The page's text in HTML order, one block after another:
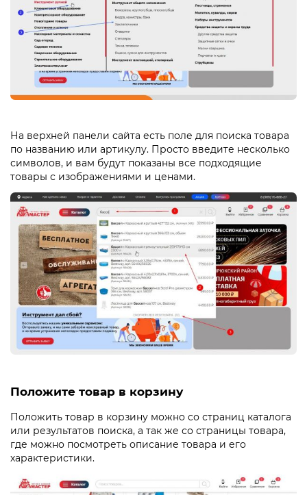
Садовая техника
Сварочное оборудование
Спецодежда
Станки
Строительное оборудование
Электроинструмент
На верхней панели сайта есть поле для поиска товара
по названию или артикулу. Просто введите несколько
символов, и вам будут показаны все подходящие
товары с изображениями и ценами.
Положите товар в корзину
Положить товар в корзину можно со страниц каталога
или результатов поиска, а так же со страницы товара,
где можно посмотреть описание товара и его
характеристики.